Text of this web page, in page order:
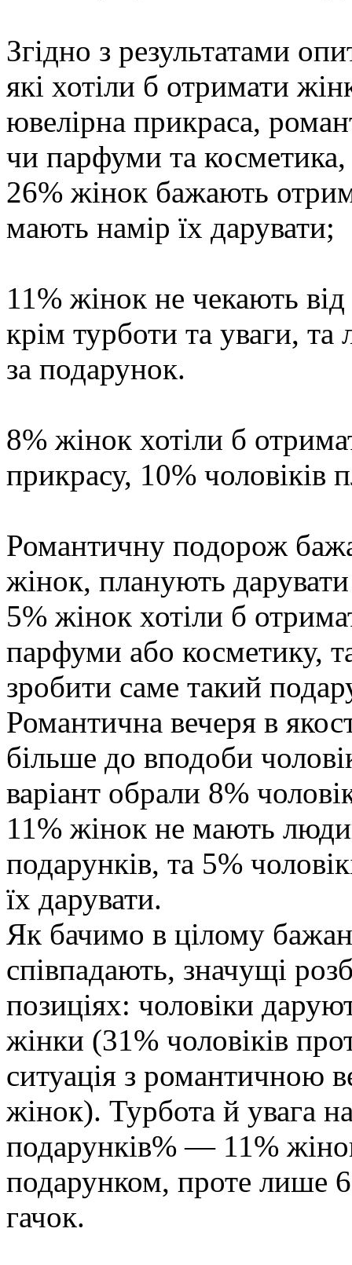
Згідно з результатами
які хотіли б отримати
ювелірна прикраса,
чи парфуми та
26% жінок бажають
мають намір їх дарувати;
11% жінок не чекають від
крім турботи та уваги,
за подарунок.
8% жінок хотіли б
прикрасу, 10% чоловіків
Романтичну подорож
жінок, планують дарувати
5% жінок хотіли б
парфуми або косметику,
зробити саме такий
Романтична вечеря в
більше до вподоби
варіант обрали 8%
11% жінок не мають
подарунків, та 5%
їх дарувати.
Як бачимо в цілому
співпадають, значущі
позиціях: чоловіки
жінки (31% чоловіків
ситуація з романтичною
жінок). Турбота й увага
подарунків% — 11%
подарунком, проте лише
гачок.